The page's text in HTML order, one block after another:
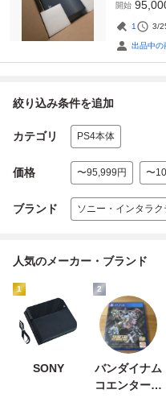
開始
1 3/
出品中の
絞り込み条件を追加
カテゴリ PS4本体
価格 〜95,999円 〜
ブランド ソニー・インタラ
人気のメーカー・ブランド
1
SONY
2
バンダイナム
コエンターテ